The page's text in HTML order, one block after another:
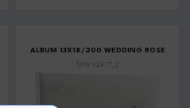
ALBUM 13X18/200 WEDDING ROSE
Šifra: K2917_2